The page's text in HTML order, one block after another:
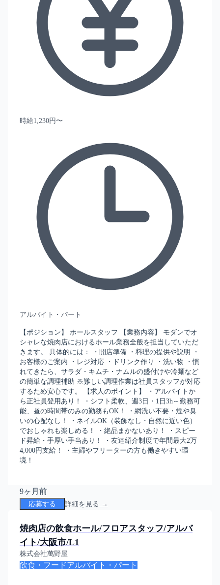
時給1,230円〜
アルバイト・パート
【ポジション】 ホールスタッフ 【業務内容】 モダンでオ
シャレな焼肉店におけるホール業務全般を担当していただ
きます。 具体的には： ・開店準備 ・料理の提供や説明 ・
お客様のご案内 ・レジ対応 ・ドリンク作り ・洗い物 ・慣
れてきたら、サラダ・キムチ・ナムルの盛付けや冷麺など
の簡単な調理補助 ※難しい調理作業は社員スタッフが対応
するため安心です。 【求人のポイント】 ・アルバイトか
ら正社員登用あり！ ・シフト柔軟、週3日・1日3h～勤務可
能、昼の時間帯のみの勤務もOK！ ・網洗い不要・煙や臭
いの心配なし！ ・ネイルOK（装飾なし・自然に近い色）
でおしゃれも楽しめる！ ・絶品まかないあり！ ・スピー
ド昇給・手厚い手当あり！ ・友達紹介制度で年間最大2万
4,000円支給！ ・主婦やフリーターの方も働きやすい環
境！
9ヶ月前
応募する 詳細を見る →
焼肉店の飲食ホール/フロアスタッフ/アルバ
イト/大阪市/L1
株式会社萬野屋
飲食・フードアルバイト・パート